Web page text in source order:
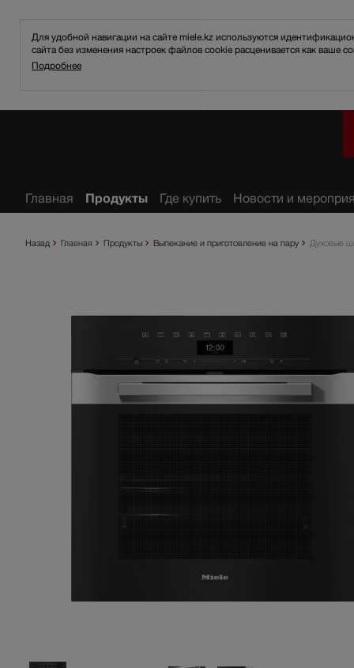
Для удобной навигации на сайте miele.kz используются
сайта без изменения настроек файлов cookie расценивается как ваше
Подробнее
Назад Главная Продукты Выпекание и приготовление на пару Духовые
Главная Продукты Где купить Новости и